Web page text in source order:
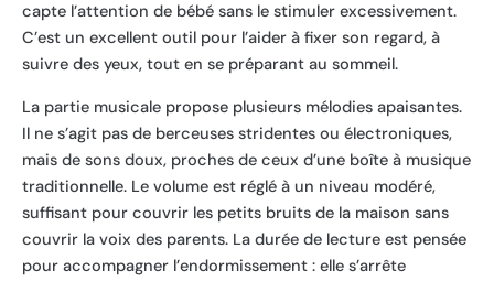
capte l’attention de bébé sans le stimuler excessivement.
C’est un excellent outil pour l’aider à fixer son regard, à
suivre des yeux, tout en se préparant au sommeil.
La partie musicale propose plusieurs mélodies apaisantes.
Il ne s’agit pas de berceuses stridentes ou électroniques,
mais de sons doux, proches de ceux d’une boîte à musique
traditionnelle. Le volume est réglé à un niveau modéré,
suffisant pour couvrir les petits bruits de la maison sans
couvrir la voix des parents. La durée de lecture est pensée
pour accompagner l’endormissement : elle s’arrête